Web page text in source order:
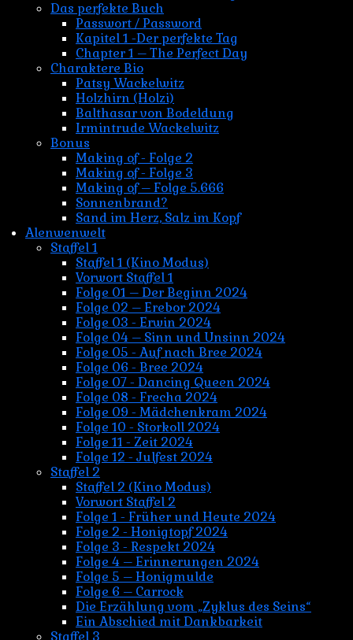
Das perfekte Buch
Passwort / Password
Kapitel 1 -Der perfekte Tag
Chapter 1 – The Perfect Day
Charaktere Bio
Patsy Wackelwitz
Holzhirn (Holzi)
Balthasar von Bodeldung
Irmintrude Wackelwitz
Bonus
Making of - Folge 2
Making of - Folge 3
Making of – Folge 5.666
Sonnenbrand?
Sand im Herz, Salz im Kopf
Alenwenwelt
Staffel 1
Staffel 1 (Kino Modus)
Vorwort Staffel 1
Folge 01 – Der Beginn 2024
Folge 02 – Erebor 2024
Folge 03 - Erwin 2024
Folge 04 – Sinn und Unsinn 2024
Folge 05 - Auf nach Bree 2024
Folge 06 - Bree 2024
Folge 07 - Dancing Queen 2024
Folge 08 - Frecha 2024
Folge 09 - Mädchenkram 2024
Folge 10 - Storkoll 2024
Folge 11 - Zeit 2024
Folge 12 - Julfest 2024
Staffel 2
Staffel 2 (Kino Modus)
Vorwort Staffel 2
Folge 1 - Früher und Heute 2024
Folge 2 - Honigtopf 2024
Folge 3 - Respekt 2024
Folge 4 – Erinnerungen 2024
Folge 5 – Honigmulde
Folge 6 – Carrock
Die Erzählung vom „Zyklus des Seins“
Ein Abschied mit Dankbarkeit
Staffel 3